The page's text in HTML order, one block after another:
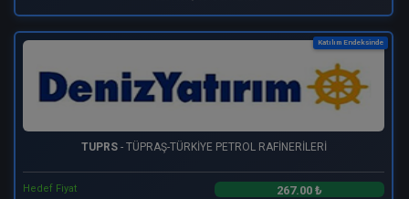
Katılım Endeksinde
TUPRS- TÜPRAŞ-TÜRKİYE PETROL RAFİNERİLERİ
Hedef Fiyat 267.00 ₺